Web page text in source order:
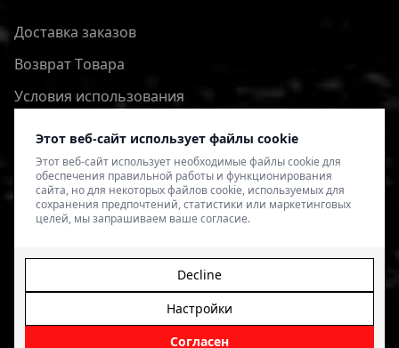
Этот веб-сайт использует файлы cookie
Этот веб-сайт использует необходимые файлы cookie для
обеспечения правильной работы и функционирования
сайта, но для некоторых файлов cookie, используемых для
сохранения предпочтений, статистики или маркетинговых
целей, мы запрашиваем ваше согласие.
Согласен
Настройки
Decline
Доставка заказов
Bозврат Tовара
Условия использования
Политика конфиденциальности
© 2026 4SPEED.LV. Visas tiesības aizsargātas.
veikala izveide - Magecode.